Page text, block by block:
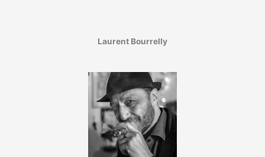
Laurent Bourrelly